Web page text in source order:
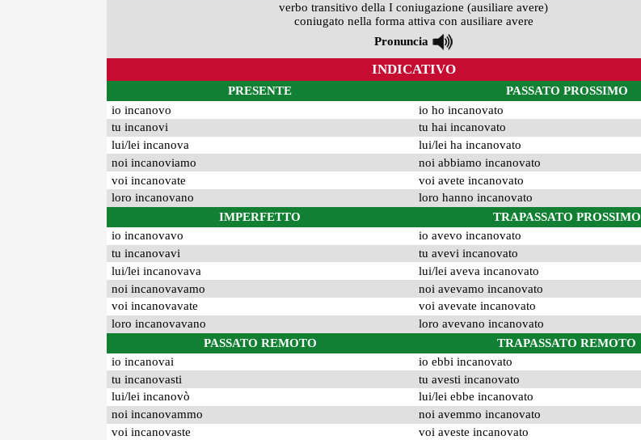
verbo transitivo della I coniugazione (ausiliare avere)
coniugato nella forma attiva con ausiliare avere
Pronuncia
INDICATIVO
PRESENTE
io incanovo
tu incanovi
lui/lei incanova
noi incanoviamo
voi incanovate
loro incanovano
IMPERFETTO
io incanovavo
tu incanovavi
lui/lei incanovava
noi incanovavamo
voi incanovavate
loro incanovavano
PASSATO REMOTO
io incanovai
tu incanovasti
lui/lei incanovò
noi incanovammo
voi incanovaste
PASSATO PROSSIMO
io ho incanovato
tu hai incanovato
lui/lei ha incanovato
noi abbiamo incanovato
voi avete incanovato
loro hanno incanovato
TRAPASSATO PROSSIMO
io avevo incanovato
tu avevi incanovato
lui/lei aveva incanovato
noi avevamo incanovato
voi avevate incanovato
loro avevano incanovato
TRAPASSATO REMOTO
io ebbi incanovato
tu avesti incanovato
lui/lei ebbe incanovato
noi avemmo incanovato
voi aveste incanovato